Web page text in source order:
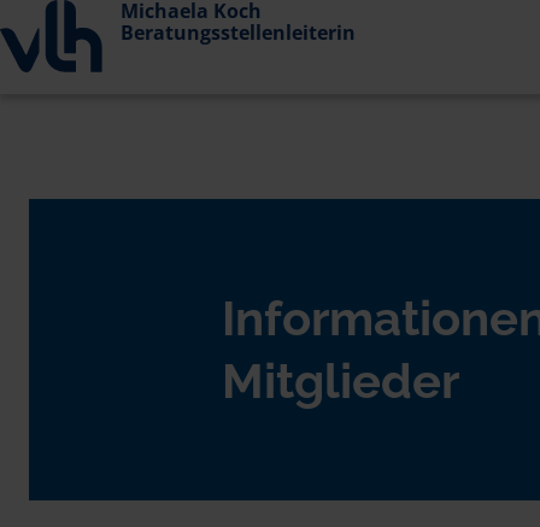
Michaela Koch
Beratungsstellenleiterin
Mitglieder